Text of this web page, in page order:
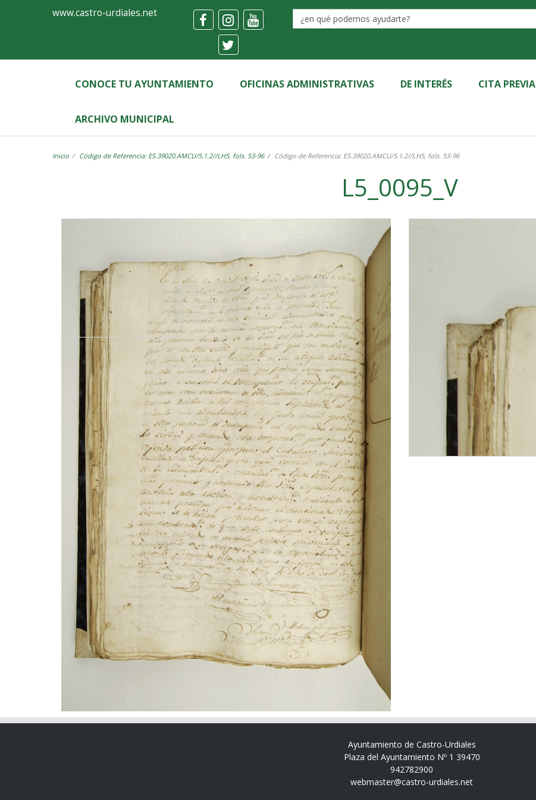
Ayuntamiento
Castro-
Urdiales
www.castro-urdiales.net
CONOCE TU AYUNTAMIENTO OFICINAS ADMINISTRATIVAS DE INTERÉS CITA PREVIA
ARCHIVO MUNICIPAL
Inicio Código de Referencia: ES.39020.AMCU/5.1.2//LH5, fols. 53-96 Código de Referencia: ES.39020.AMCU/5.1.2//LH5, fols. 53-96
L5_0095_V
Ayuntamiento de Castro-Urdiales
Plaza del Ayuntamiento Nº 1 39470
942782900
webmaster@castro-urdiales.net